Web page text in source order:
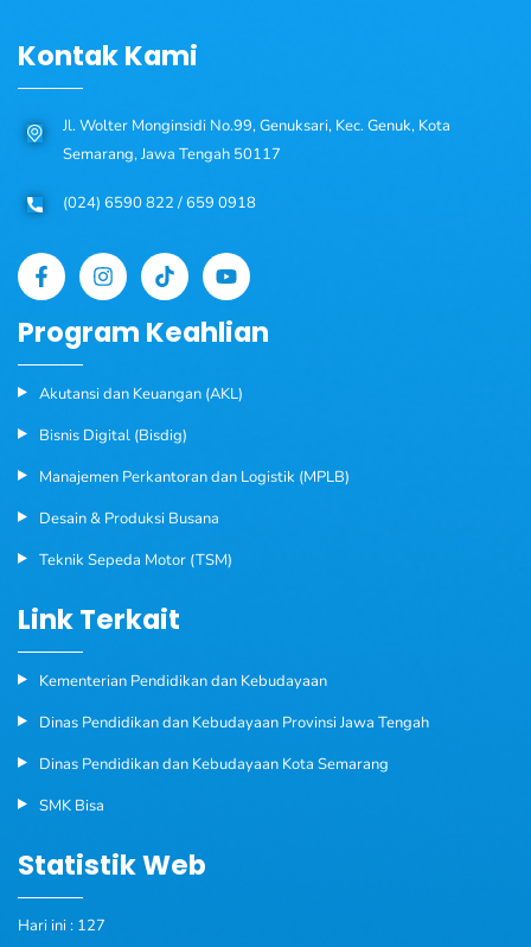
Kontak Kami
Jl. Wolter Monginsidi No.99, Genuksari, Kec. Genuk, Kota
Semarang, Jawa Tengah 50117
(024) 6590 822 / 659 0918
Program Keahlian
Akutansi dan Keuangan (AKL)
Bisnis Digital (Bisdig)
Manajemen Perkantoran dan Logistik (MPLB)
Desain & Produksi Busana
Teknik Sepeda Motor (TSM)
Link Terkait
Kementerian Pendidikan dan Kebudayaan
Dinas Pendidikan dan Kebudayaan Provinsi Jawa Tengah
Dinas Pendidikan dan Kebudayaan Kota Semarang
SMK Bisa
Statistik Web
Hari ini : 127